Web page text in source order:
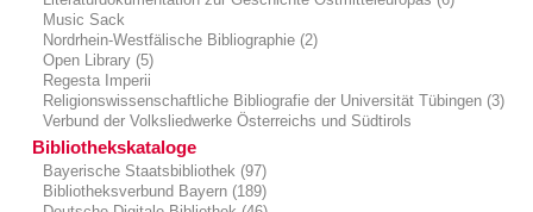
Music Sack
Nordrhein-Westfälische Bibliographie (2)
Open Library (5)
Regesta Imperii
Religionswissenschaftliche Bibliografie der Universität Tübingen (3)
Verbund der Volksliedwerke Österreichs und Südtirols
Bibliothekskataloge
Bayerische Staatsbibliothek (97)
Bibliotheksverbund Bayern (189)